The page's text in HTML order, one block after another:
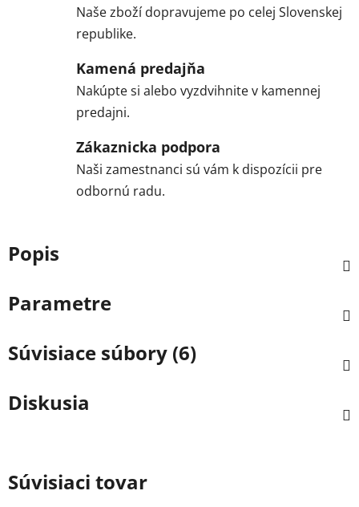
Naše zboží dopravujeme po celej Slovenskej
republike.
Kamená predajňa
Nakúpte si alebo vyzdvihnite v kamennej
predajni.
Zákaznicka podpora
Naši zamestnanci sú vám k dispozícii pre
odbornú radu.
Popis
Parametre
Súvisiace súbory (6)
Diskusia
Súvisiaci tovar